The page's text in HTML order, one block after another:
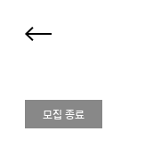
모집 종료